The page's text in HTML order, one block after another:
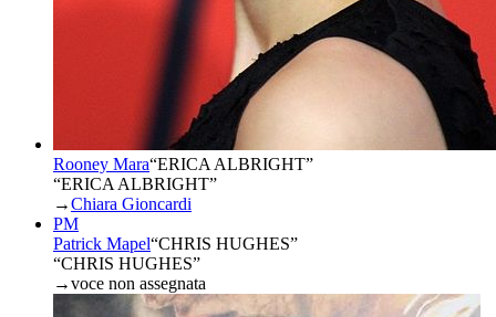
Rooney Mara“ERICA ALBRIGHT”
“ERICA ALBRIGHT”
→Chiara Gioncardi
PM
Patrick Mapel“CHRIS HUGHES”
“CHRIS HUGHES”
→voce non assegnata